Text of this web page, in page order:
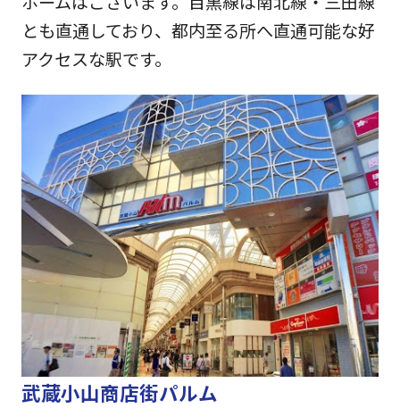
とも直通しており、都内至る所へ直通可能な好
アクセスな駅です。
武蔵小山商店街パルム